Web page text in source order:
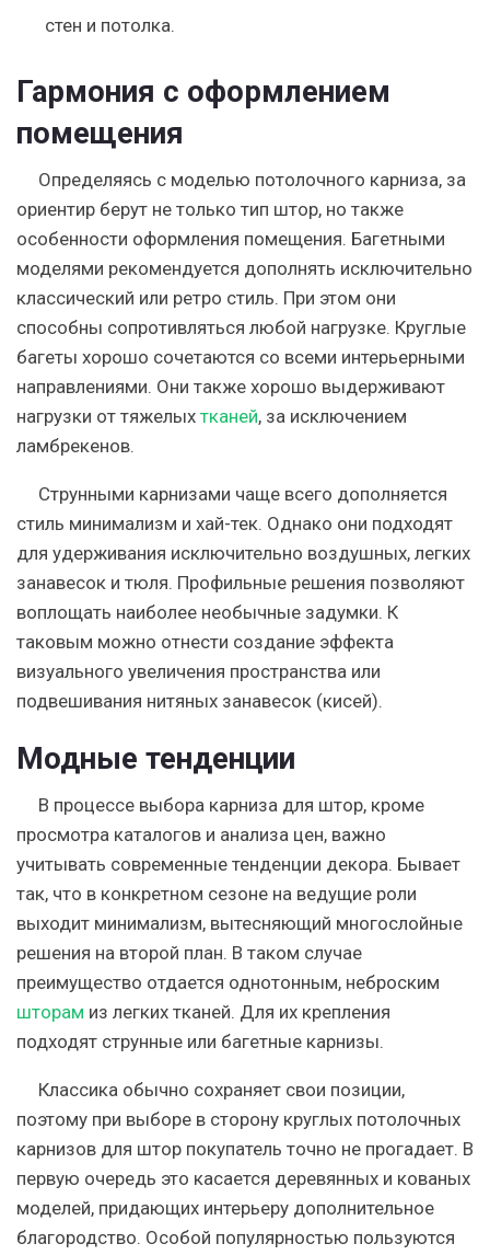
стен и потолка.
Гармония с оформлением
помещения
Определяясь с моделью потолочного карниза, за
ориентир берут не только тип штор, но также
особенности оформления помещения. Багетными
моделями рекомендуется дополнять исключительно
классический или ретро стиль. При этом они
способны сопротивляться любой нагрузке. Круглые
багеты хорошо сочетаются со всеми интерьерными
направлениями. Они также хорошо выдерживают
нагрузки от тяжелых тканей, за исключением
ламбрекенов.
Струнными карнизами чаще всего дополняется
стиль минимализм и хай-тек. Однако они подходят
для удерживания исключительно воздушных, легких
занавесок и тюля. Профильные решения позволяют
воплощать наиболее необычные задумки. К
таковым можно отнести создание эффекта
визуального увеличения пространства или
подвешивания нитяных занавесок (кисей).
Модные тенденции
В процессе выбора карниза для штор, кроме
просмотра каталогов и анализа цен, важно
учитывать современные тенденции декора. Бывает
так, что в конкретном сезоне на ведущие роли
выходит минимализм, вытесняющий многослойные
решения на второй план. В таком случае
преимущество отдается однотонным, неброским
шторам из легких тканей. Для их крепления
подходят струнные или багетные карнизы.
Классика обычно сохраняет свои позиции,
поэтому при выборе в сторону круглых потолочных
карнизов для штор покупатель точно не прогадает. В
первую очередь это касается деревянных и кованых
моделей, придающих интерьеру дополнительное
благородство. Особой популярностью пользуются